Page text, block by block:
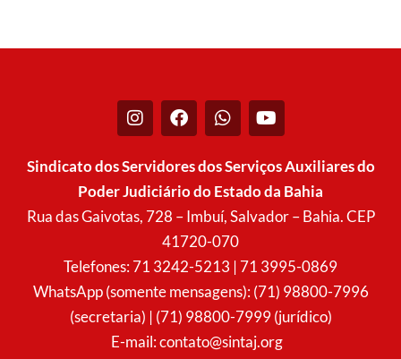
I
n
t
g
r
F
a
e
b
o
o
k
W
h
t
a
p
p
Y
o
t
u
b
e
Sindicato dos Servidores dos Serviços Auxiliares do
Poder Judiciário do Estado da Bahia
Rua das Gaivotas, 728 – Imbuí, Salvador – Bahia. CEP
41720-070
Telefones: 71 3242-5213 | 71 3995-0869
WhatsApp (somente mensagens): (71) 98800-7996
(secretaria) | (71) 98800-7999 (jurídico)
E-mail:contato@sintaj.org